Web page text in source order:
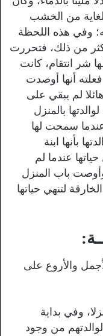
من الخشب
وفي هذه اللحظة
من ذلك، فتحررت
شر انتقام، كانت
أنها أوصدت
لم يبقي على
بالمنزل
عندما سمحت لها
بأنها ابنة
عندما لم
وأوصت باب المنزل
لتنهي حياتها
والأروع على
وفي بداية
من وجود